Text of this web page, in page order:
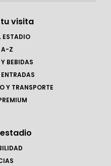
visita
ESTADIO
A-Z
BEBIDAS
Y TRANSPORTE